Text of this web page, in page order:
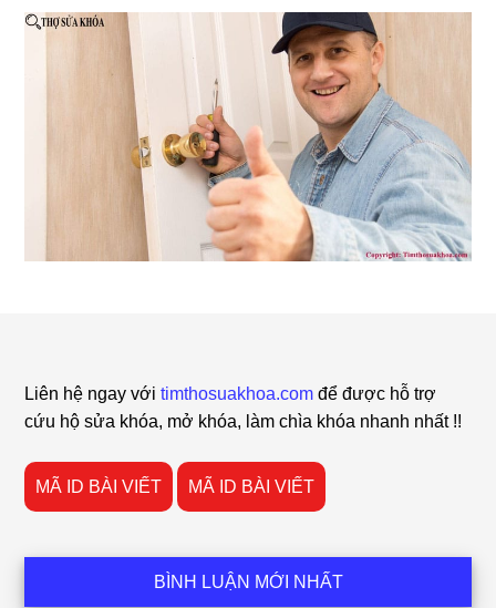
Footer
Liên hệ ngay vớitimthosuakhoa.com để được hỗ trợ
cứu hộ sửa khóa, mở khóa, làm chìa khóa nhanh nhất !!
MÃ ID BÀI VIẾT MÃ ID BÀI VIẾT
BÌNH LUẬN MỚI NHẤT